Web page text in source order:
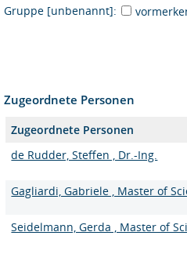
Gruppe [unbenannt]:
Zugeordnete Personen
Zugeordnete Personen
de Rudder, Steffen , Dr.-Ing.
Gagliardi, Gabriele , Master of
Seidelmann, Gerda , Master of